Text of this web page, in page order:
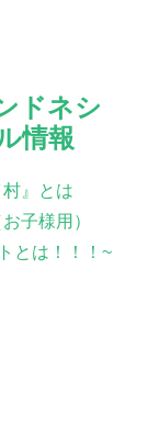
ドネシ
情報
』とは
子様用）
とは！！！~